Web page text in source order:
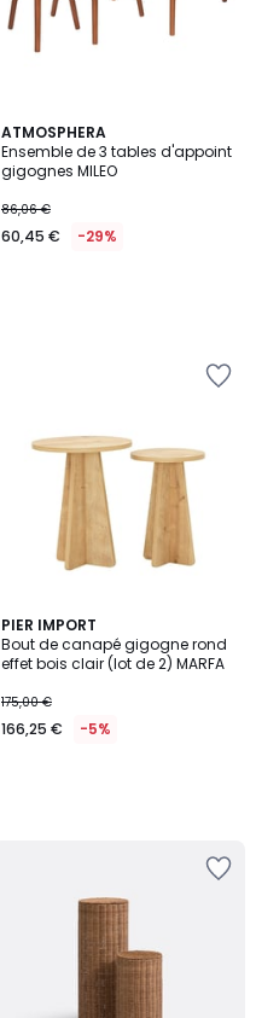
ATMOSPHERA
Ensemble de 3 tables d'appoint
gigognes MILEO
86,06 €
60,45 € -29%
PIER IMPORT
Bout de canapé gigogne rond
effet bois clair (lot de 2) MARFA
175,00 €
166,25 € -5%